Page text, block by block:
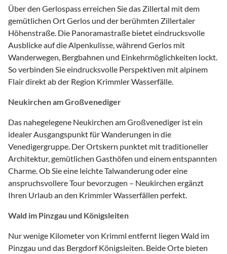
Über den Gerlospass erreichen Sie das Zillertal mit dem
gemütlichen Ort Gerlos und der berühmten Zillertaler
Höhenstraße. Die Panoramastraße bietet eindrucksvolle
Ausblicke auf die Alpenkulisse, während Gerlos mit
Wanderwegen, Bergbahnen und Einkehrmöglichkeiten lockt.
So verbinden Sie eindrucksvolle Perspektiven mit alpinem
Flair direkt ab der Region Krimmler Wasserfälle.
Neukirchen am Großvenediger
Das nahegelegene Neukirchen am Großvenediger ist ein
idealer Ausgangspunkt für Wanderungen in die
Venedigergruppe. Der Ortskern punktet mit traditioneller
Architektur, gemütlichen Gasthöfen und einem entspannten
Charme. Ob Sie eine leichte Talwanderung oder eine
anspruchsvollere Tour bevorzugen – Neukirchen ergänzt
Ihren Urlaub an den Krimmler Wasserfällen perfekt.
Wald im Pinzgau und Königsleiten
Nur wenige Kilometer von Krimml entfernt liegen Wald im
Pinzgau und das Bergdorf Königsleiten. Beide Orte bieten